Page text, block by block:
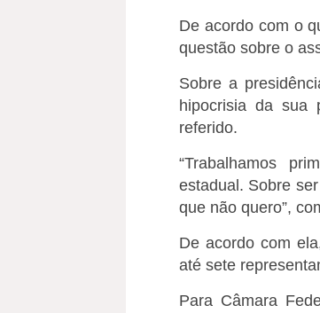
De acordo com o
questão sobre o
Sobre a
hipocrisia da sua
referido.
“Trabalhamos
estadual. Sobre
que não quero”,
De acordo com
até sete
Para Câmara